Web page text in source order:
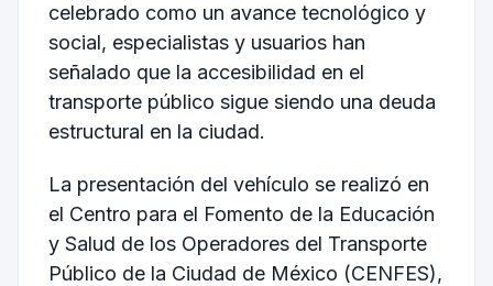
celebrado como un avance tecnológico y
social, especialistas y usuarios han
señalado que la accesibilidad en el
transporte público sigue siendo una deuda
estructural en la ciudad.
La presentación del vehículo se realizó en
el Centro para el Fomento de la Educación
y Salud de los Operadores del Transporte
Público de la Ciudad de México (CENFES),